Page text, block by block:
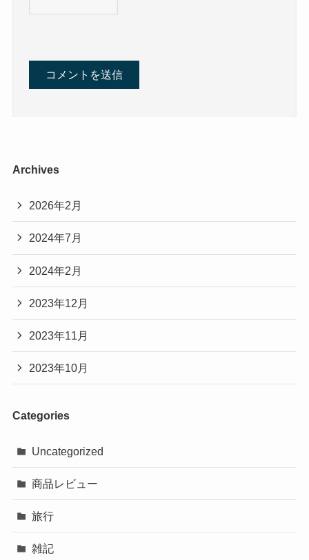
Archives
2026年2月
2024年7月
2024年2月
2023年12月
2023年11月
2023年10月
Categories
Uncategorized
商品レビュー
旅行
雑記